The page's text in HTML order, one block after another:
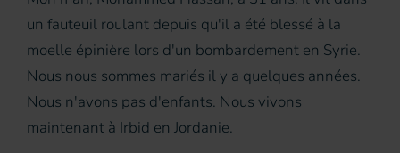
un fauteuil roulant depuis qu'il a été blessé à la
moelle épinière lors d'un bombardement en Syrie.
Nous nous sommes mariés il y a quelques années.
Nous n'avons pas d'enfants. Nous vivons
maintenant à Irbid en Jordanie.